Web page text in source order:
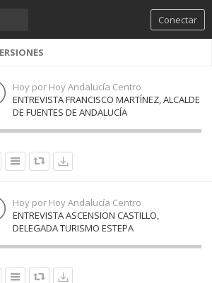
Conectar
Hoy por Hoy Andalucía Centro
ENTREVISTA FRANCISCO MARTÍNEZ, ALCALDE
DE FUENTES DE ANDALUCÍA
Hoy por Hoy Andalucía Centro
ENTREVISTA ASCENSION CASTILLO,
DELEGADA TURISMO ESTEPA